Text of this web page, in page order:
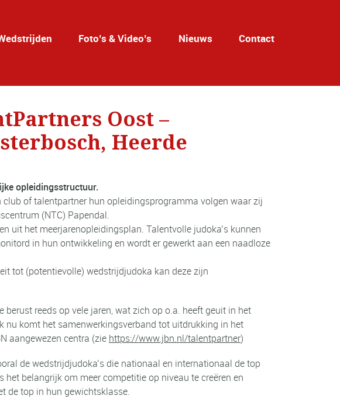
Foto’s & Video’s Nieuws Contact
Oost –
Heerde
opleidingsstructuur.
of talentpartner hun opleidingsprogramma volgen waar zij
(NTC) Papendal.
uit het meerjarenopleidingsplan. Talentvolle judoka’s kunnen
in hun ontwikkeling en wordt er gewerkt aan een naadloze
tot (potentievolle) wedstrijdjudoka kan deze zijn
reeds op vele jaren, wat zich op o.a. heeft geuit in het
nu komt het samenwerkingsverband tot uitdrukking in het
aangewezen centra (zie https://www.jbn.nl/talentpartner)
de wedstrijdjudoka’s die nationaal en internationaal de top
belangrijk om meer competitie op niveau te creëren en
de top in hun gewichtsklasse.